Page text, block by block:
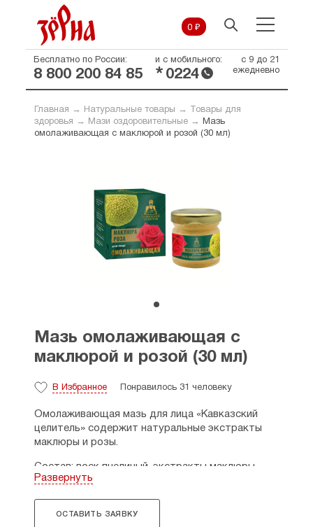
0 ₽
Бесплатно по России:
8 800 200 84 85
и с мобильного:
* 0224
с 9 до 21
ежедневно
Главная → Натуральные товары →
Товары для
здоровья → Мази оздоровительные→
Мазь
омолаживающая с маклюрой и розой (30 мл)
Мазь омолаживающая с
маклюрой и розой (30 мл)
В Избранное Понравилось 31 человеку
Омолаживающая мазь для лица «Кавказский
целитель» содержит натуральные экстракты
маклюры и розы.
Состав: воск пчелиный, экстракты маклюры,
бутонов чайной розы, масло виноградных
абрикосовой косточки, чёрного тмина, персика,
Развернуть
ОСТАВИТЬ ЗАЯВКУ